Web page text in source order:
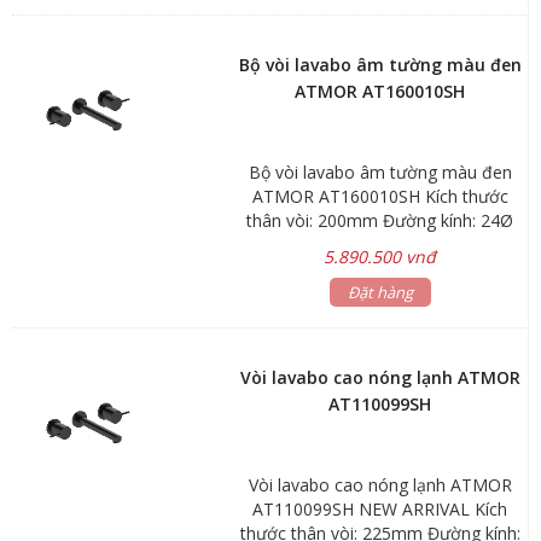
Bộ vòi lavabo âm tường màu đen
ATMOR AT160010SH
Bộ vòi lavabo âm tường màu đen
ATMOR AT160010SH Kích thước
thân vòi: 200mm Đường kính: 24Ø
Lớp xi mạ: mattle black, màu đen
Bảo hành: 3 năm Thân vòi làm
bằng hợp kim đồng cao cấp H65
Chống ăn mòn, hàm lượng chì <
0.03% Đạt tiêu chuẩn vòi nước
uống, bảo vệ môi trường Kiểu dáng
toàn sức khỏe và bảo vệ môi
trường. Đạt tiểu chuẩn vòi nước
uống, không gây ra tình trạng nhiễm
5.890.500 vnđ
Đặt hàng
Vòi lavabo cao nóng lạnh ATMOR
AT110099SH
Vòi lavabo cao nóng lạnh ATMOR
AT110099SH NEW ARRIVAL Kích
thước thân vòi: 225mm Đường kính: